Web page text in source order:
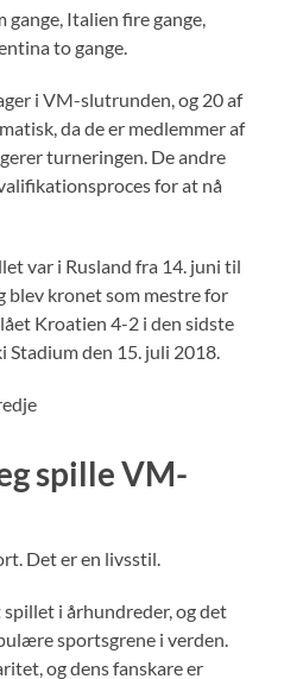
Italien fire gange,
to gange.
i VM-slutrunden, og 20 af
da de er medlemmer af
turneringen. De andre
for at nå
var i Rusland fra 14. juni til
blev kronet som mestre for
Kroatien 4-2 i den sidste
Stadium den 15. juli 2018.
spille VM-
Det er en livsstil.
i århundreder, og det
sportsgrene i verden.
og dens fanskare er